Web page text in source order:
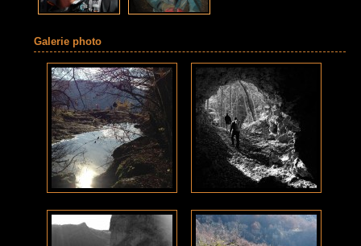
Galerie photo